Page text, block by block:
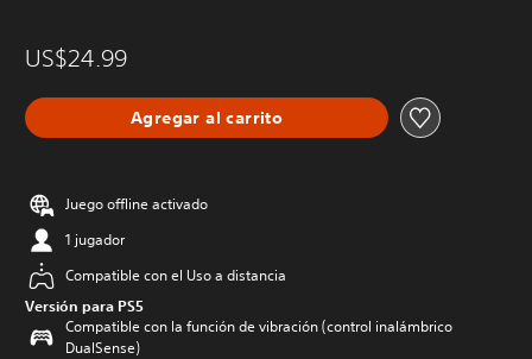
US$24.99
Agregar al carrito
Juego offline activado
1 jugador
Compatible con el Uso a distancia
Versión para PS5
Compatible con la función de vibración (control inalámbrico
DualSense)